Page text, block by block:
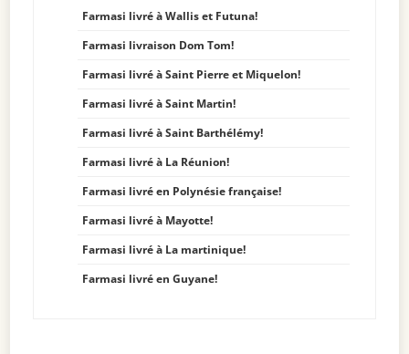
Farmasi livré à Wallis et Futuna!
Farmasi livraison Dom Tom!
Farmasi livré à Saint Pierre et Miquelon!
Farmasi livré à Saint Martin!
Farmasi livré à Saint Barthélémy!
Farmasi livré à La Réunion!
Farmasi livré en Polynésie française!
Farmasi livré à Mayotte!
Farmasi livré à La martinique!
Farmasi livré en Guyane!